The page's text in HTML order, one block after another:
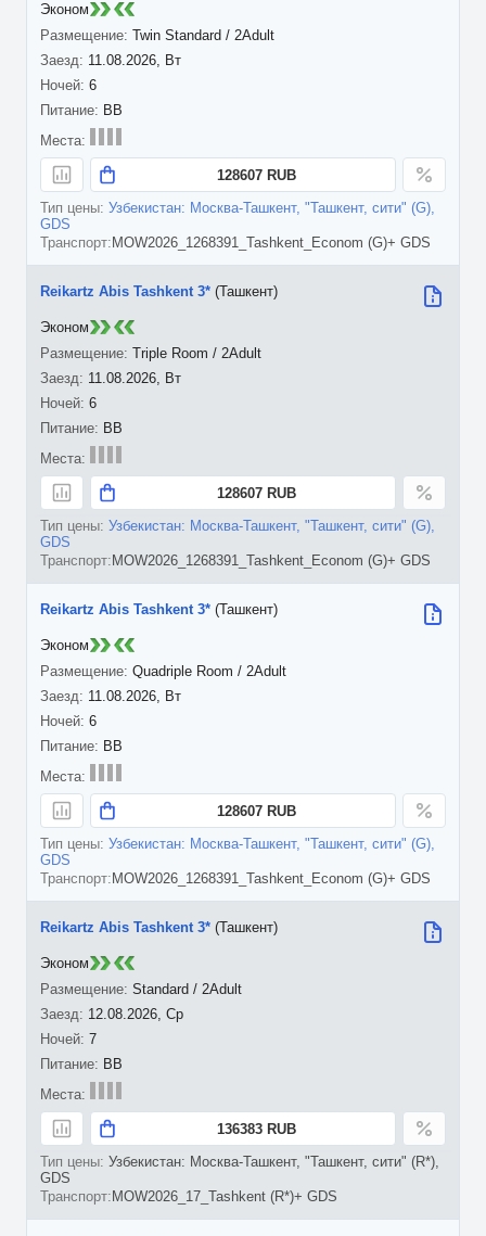
11.08.2026, Вт
6
Twin Standard / 2Adult
BB
128607 RUB
Узбекистан: Москва-Ташкент, "Ташкент, сити" (G),
GDS
MOW2026_1268391_Tashkent_Econom (G)+ GDS
Эконом
11.08.2026, Вт
6
Reikartz Abis Tashkent 3* (Ташкент)
Triple Room / 2Adult
BB
128607 RUB
Узбекистан: Москва-Ташкент, "Ташкент, сити" (G),
GDS
MOW2026_1268391_Tashkent_Econom (G)+ GDS
Эконом
11.08.2026, Вт
6
Reikartz Abis Tashkent 3* (Ташкент)
Quadriple Room / 2Adult
BB
128607 RUB
Узбекистан: Москва-Ташкент, "Ташкент, сити" (G),
GDS
MOW2026_1268391_Tashkent_Econom (G)+ GDS
Эконом
12.08.2026, Ср
7
Reikartz Abis Tashkent 3* (Ташкент)
Standard / 2Adult
BB
136383 RUB
Узбекистан: Москва-Ташкент, "Ташкент, сити" (R*),
GDS
MOW2026_17_Tashkent (R*)+ GDS
Эконом